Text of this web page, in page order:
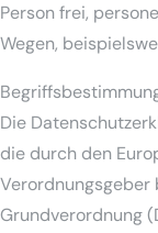
Person frei,
Wegen,
Die
die durch den
Verordnungsgeber
Grundverordnung